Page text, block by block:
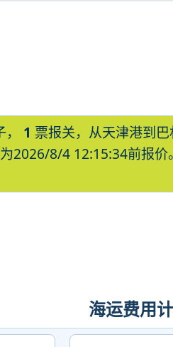
1 票报关，从天津港到
2026/8/4 12:15:34前报价
海运费用